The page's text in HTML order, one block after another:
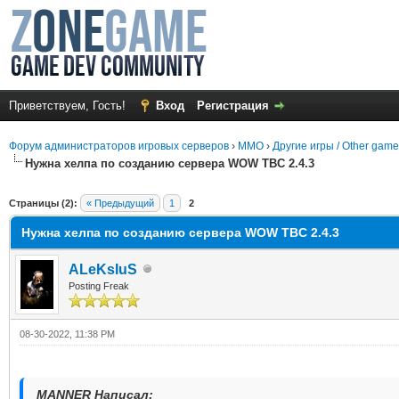
Приветствуем, Гость! Вход Регистрация
Форум администраторов игровых серверов › MMO › Другие игры / Other
Нужна хелпа по созданию сервера WOW TBC 2.4.3
Страницы (2): « Предыдущий 1 2
Нужна хелпа по созданию сервера WOW TBC 2.4.3
ALeKsIuS
Posting Freak
08-30-2022, 11:38 PM
MANNER Написал: